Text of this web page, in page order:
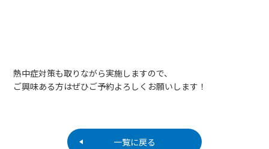
熱中症対策も取りながら実施しますので、
ご興味ある方はぜひご予約よろしくお願いします！
一覧に戻る